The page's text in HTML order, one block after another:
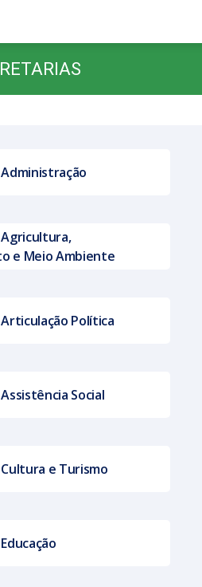
e Meio Ambiente
Política
Social
e Turismo